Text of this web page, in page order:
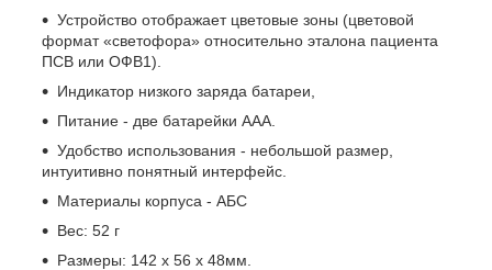
Устройство отображает цветовые зоны (цветовой
формат «светофора» относительно эталона пациента
ПСВ или ОФВ1).
Индикатор низкого заряда батареи,
Питание - две батарейки AАА.
Удобство использования - небольшой размер,
интуитивно понятный интерфейс.
Материалы корпуса - АБС
Вес: 52 г
Размеры: 142 х 56 х 48мм.